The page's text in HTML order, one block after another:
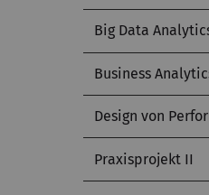
Big Data
Business
Design von
Praxisprojekt II